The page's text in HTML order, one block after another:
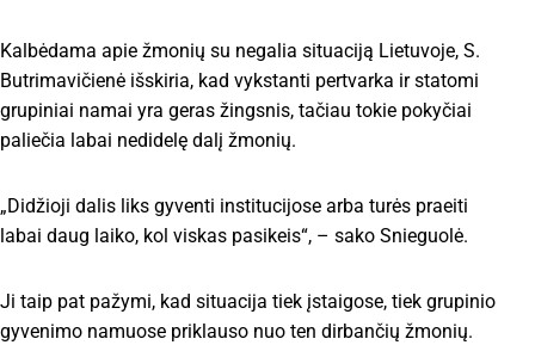
Kalbėdama apie žmonių su negalia situaciją Lietuvoje, S.
Butrimavičienė išskiria, kad vykstanti pertvarka ir statomi
grupiniai namai yra geras žingsnis, tačiau tokie pokyčiai
paliečia labai nedidelę dalį žmonių.
„Didžioji dalis liks gyventi institucijose arba turės praeiti
labai daug laiko, kol viskas pasikeis“, – sako Snieguolė.
Ji taip pat pažymi, kad situacija tiek įstaigose, tiek grupinio
gyvenimo namuose priklauso nuo ten dirbančių žmonių.